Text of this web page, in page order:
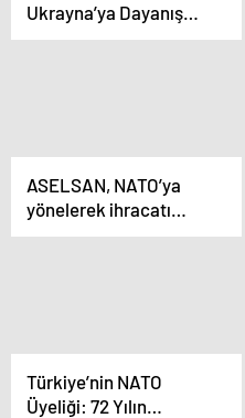
Ukrayna’ya Dayanışma
İçin Kiev’e Geldi
ASELSAN, NATO’ya
yönelerek ihracatı
artırmayı hedefliyor
Türkiye’nin NATO
Üyeliği: 72 Yılın